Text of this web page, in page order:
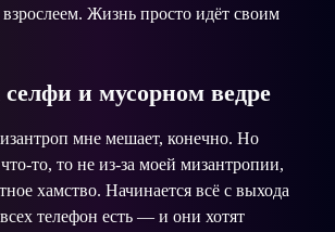
Жизнь просто идёт своим
и мусорном ведре
мне мешает, конечно. Но
то, то не из-за моей мизантропии,
хамство. Начинается всё с выхода
телефон есть — и они хотят